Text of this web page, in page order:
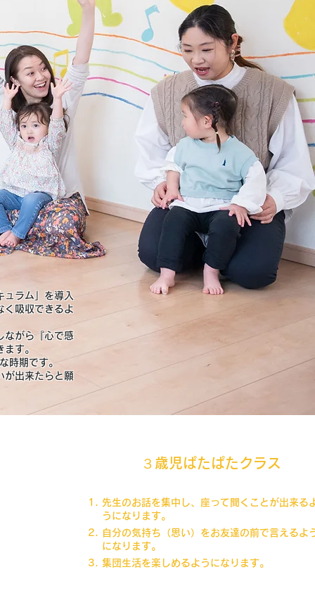
ュラム」を導入
く吸収できるよ
ながら『心で感
す。
時期です。
が出来たらと願
​​３歳児ぱたぱたクラス
先生のお話を集中し、座って聞くことが出来る
うになります。
自分の気持ち（思い）をお友達の前で言えるよ
になります。
集団生活を楽しめるようになります。